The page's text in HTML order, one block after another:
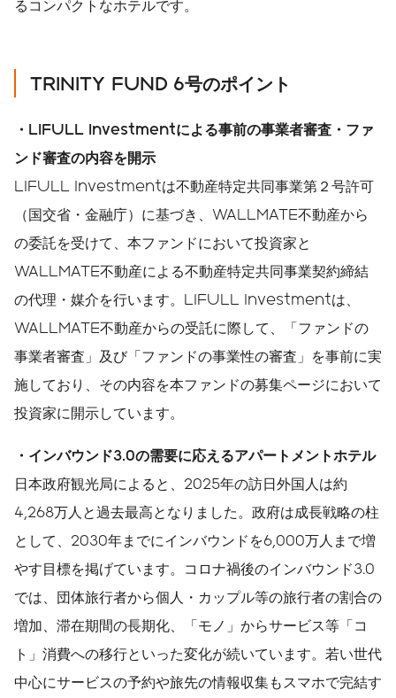
るコンパクトなホテルです。
TRINITY FUND 6号のポイント
・LIFULL Investmentによる事前の事業者審査・ファ
ンド審査の内容を開示
LIFULL Investmentは不動産特定共同事業第２号許可
（国交省・金融庁）に基づき、WALLMATE不動産から
の委託を受けて、本ファンドにおいて投資家と
WALLMATE不動産による不動産特定共同事業契約締結
の代理・媒介を行います。LIFULL Investmentは、
WALLMATE不動産からの受託に際して、「ファンドの
事業者審査」及び「ファンドの事業性の審査」を事前に実
施しており、その内容を本ファンドの募集ページにおいて
投資家に開示しています。
・インバウンド3.0の需要に応えるアパートメントホテル
日本政府観光局によると、2025年の訪日外国人は約
4,268万人と過去最高となりました。政府は成長戦略の柱
として、2030年までにインバウンドを6,000万人まで増
やす目標を掲げています。コロナ禍後のインバウンド3.0
では、団体旅行者から個人・カップル等の旅行者の割合の
増加、滞在期間の長期化、「モノ」からサービス等「コ
ト」消費への移行といった変化が続いています。若い世代
中心にサービスの予約や旅先の情報収集もスマホで完結す